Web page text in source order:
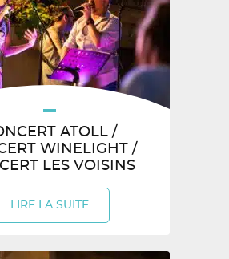
ATOLL /
WINELIGHT /
LES VOISINS
LIRE LA SUITE